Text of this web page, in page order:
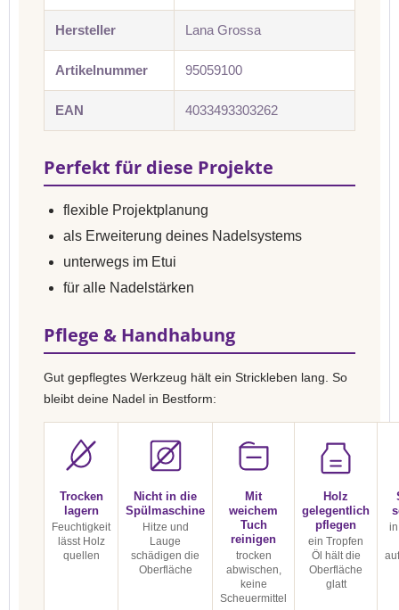
Hersteller Lana Grossa
Artikelnummer 95059100
EAN 4033493303262
Perfekt für diese Projekte
flexible Projektplanung
als Erweiterung deines Nadelsystems
unterwegs im Etui
für alle Nadelstärken
Pflege & Handhabung
Gut gepflegtes Werkzeug hält ein Strickleben lang. So
bleibt deine Nadel in Bestform:
Trocken
lagern
Feuchtigkeit
lässt Holz
quellen
Nicht in die
Spülmaschine
Hitze und
Lauge
schädigen die
Oberfläche
Mit
weichem
Tuch
reinigen
trocken
abwischen,
keine
Scheuermittel
Holz
gelegentlich
pflegen
ein Tropfen
Öl hält die
Oberfläche
glatt